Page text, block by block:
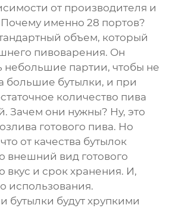
от производителя и
именно 28 портов?
объем, который
пивоварения. Он
небольшие партии, чтобы не
большие бутылки, и при
количество пива
Зачем они нужны? Ну, это
готового пива. Но
от качества бутылок
внешний вид готового
вкус и срок хранения. И,
использования.
бутылки будут хрупкими